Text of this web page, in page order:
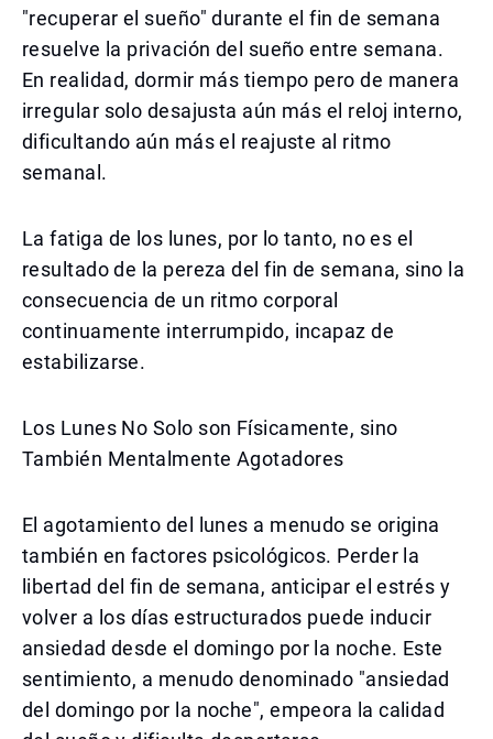
"recuperar el sueño" durante el fin de semana
resuelve la privación del sueño entre semana.
En realidad, dormir más tiempo pero de manera
irregular solo desajusta aún más el reloj interno,
dificultando aún más el reajuste al ritmo
semanal.
La fatiga de los lunes, por lo tanto, no es el
resultado de la pereza del fin de semana, sino la
consecuencia de un ritmo corporal
continuamente interrumpido, incapaz de
estabilizarse.
Los Lunes No Solo son Físicamente, sino
También Mentalmente Agotadores
El agotamiento del lunes a menudo se origina
también en factores psicológicos. Perder la
libertad del fin de semana, anticipar el estrés y
volver a los días estructurados puede inducir
ansiedad desde el domingo por la noche. Este
sentimiento, a menudo denominado "ansiedad
del domingo por la noche", empeora la calidad